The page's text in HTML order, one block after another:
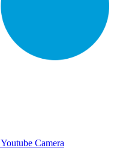
Youtube Camera